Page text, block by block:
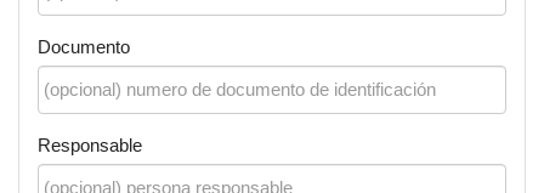
Documento
Responsable